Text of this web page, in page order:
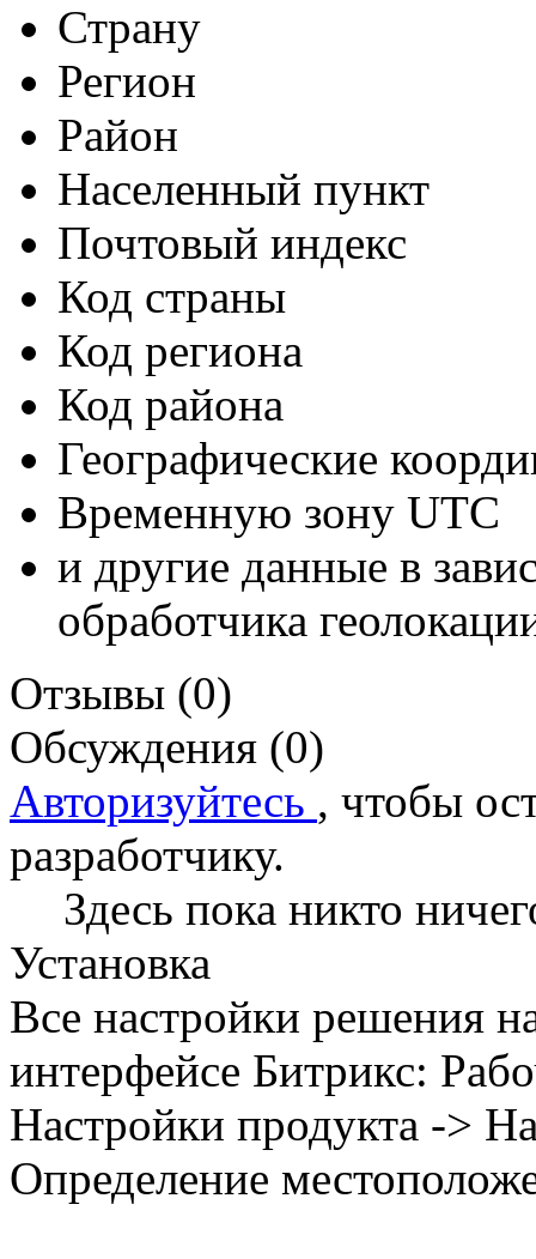
Страну
Регион
Район
Населенный пункт
Почтовый индекс
Код страны
Код региона
Код района
Географические
Временную зону UTC
и другие данные в
обработчика
Отзывы (0)
Обсуждения (0)
Авторизуйтесь , чтобы
разработчику.
Здесь пока никто
Установка
Все настройки решения
интерфейсе Битрикс:
Настройки продукта ->
Определение